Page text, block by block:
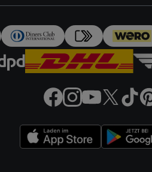
Datenschutzportal von Utiq
Informationen finden Sie in den
Sie nur den Einsatz notwendiger
zu sämtlichen
zu widerrufen, finden Sie in unseren
können Sie einzelne
und Aufdeckung von Betrug